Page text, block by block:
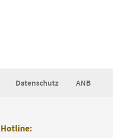
Datenschutz ANB